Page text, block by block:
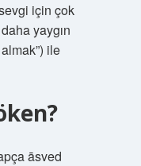
için çok
yaygın
ile
āsved